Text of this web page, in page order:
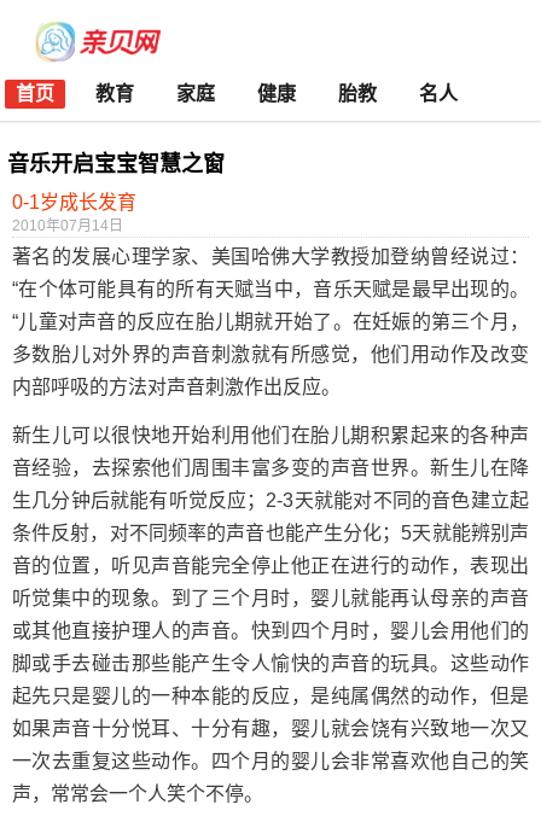
首页 教育 家庭 健康 胎教 名人
音乐开启宝宝智慧之窗
0-1岁成长发育
2010年07月14日
著名的发展心理学家、美国哈佛大学教授加登纳曾经说过：
“在个体可能具有的所有天赋当中，音乐天赋是最早出现的。
“儿童对声音的反应在胎儿期就开始了。在妊娠的第三个月，
多数胎儿对外界的声音刺激就有所感觉，他们用动作及改变
内部呼吸的方法对声音刺激作出反应。
新生儿可以很快地开始利用他们在胎儿期积累起来的各种声
音经验，去探索他们周围丰富多变的声音世界。新生儿在降
生几分钟后就能有听觉反应；2-3天就能对不同的音色建立起
条件反射，对不同频率的声音也能产生分化；5天就能辨别声
音的位置，听见声音能完全停止他正在进行的动作，表现出
听觉集中的现象。到了三个月时，婴儿就能再认母亲的声音
或其他直接护理人的声音。快到四个月时，婴儿会用他们的
脚或手去碰击那些能产生令人愉快的声音的玩具。这些动作
起先只是婴儿的一种本能的反应，是纯属偶然的动作，但是
如果声音十分悦耳、十分有趣，婴儿就会饶有兴致地一次又
一次去重复这些动作。四个月的婴儿会非常喜欢他自己的笑
声，常常会一个人笑个不停。